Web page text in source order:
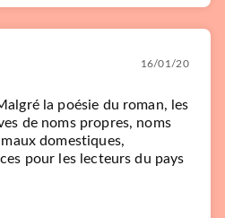
16/01/20
la poésie du roman, les
de noms propres, noms
domestiques,
pour les lecteurs du pays